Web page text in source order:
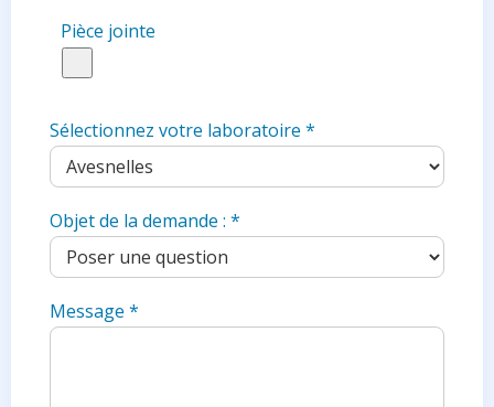
Pièce jointe
Sélectionnez votre laboratoire *
Objet de la demande : *
Message *